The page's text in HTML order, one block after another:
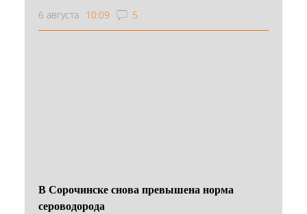
6 августа 10:09 5
В Сорочинске снова превышена норма
сероводорода